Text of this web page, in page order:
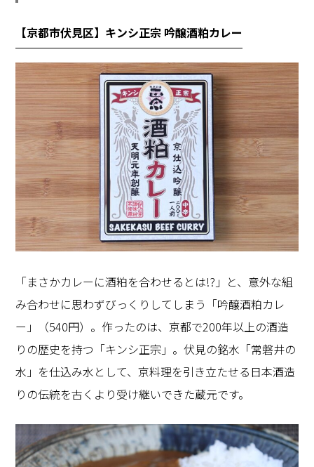
【京都市伏見区】キンシ正宗 吟醸酒粕カレー
「まさかカレーに酒粕を合わせるとは!?」と、意外な組
み合わせに思わずびっくりしてしまう「吟醸酒粕カレ
ー」（540円）。作ったのは、京都で200年以上の酒造
りの歴史を持つ「キンシ正宗」。伏見の銘水「常磐井の
水」を仕込み水として、京料理を引き立たせる日本酒造
りの伝統を古くより受け継いできた蔵元です。